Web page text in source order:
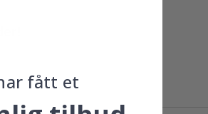
fått et